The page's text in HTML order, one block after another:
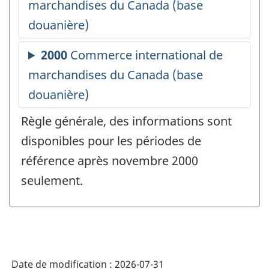
Règle générale, des informations sont
disponibles pour les périodes de
référence après novembre 2000
seulement.
Date de modification : 2026-07-31